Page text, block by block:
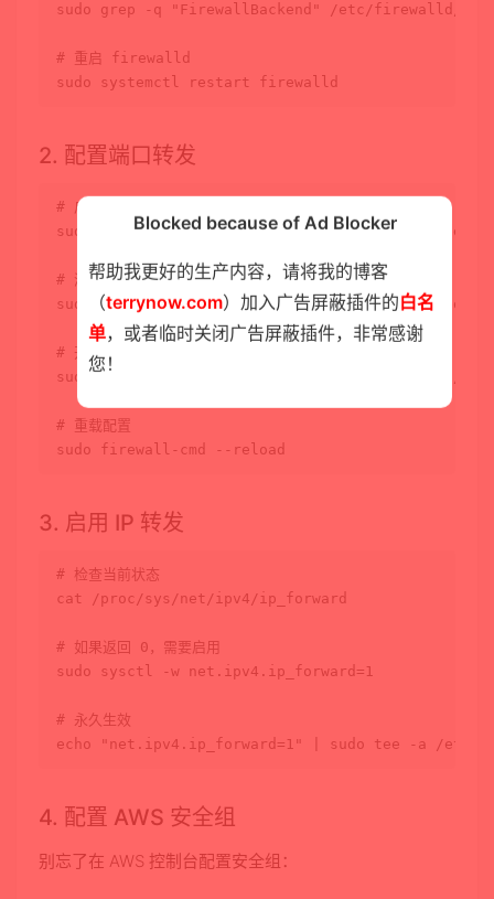
sudo grep -q "FirewallBackend" /etc/firewalld/
# 重启 firewalld
sudo
2. 配置端口转发
# 启用 masquerade（NAT 地址伪装）
sudo
firewall-cmd --permanent --add-masquerade
# 添加端口转发规则
sudo
firewall-cmd --permanent --add-forward-
# 开放端口（允许外部访问）
sudo firewall-cmd --permanent --add-port=5001/tcp
# 重载配置
sudo
3. 启用 IP 转发
# 检查当前状态
cat
/proc/sys/net/ipv4/ip_forward
# 如果返回 0，需要启用
sudo sysctl -w net.ipv4.ip_forward=1
# 永久生效
echo
"net.ipv4.ip_forward=1" sudo tee
4. 配置 AWS 安全组
别忘了在 AWS 控制台配置安全组：
Blocked because of Ad Blocker
帮助我更好的生产内容，请将我的博客
（terrynow.com）加入广告屏蔽插件的白名
单，或者临时关闭广告屏蔽插件，非常感谢
您！